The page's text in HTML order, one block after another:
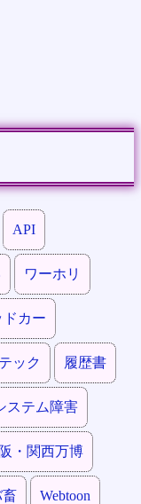
API
ワーホリ
ドカー
ック 履歴書
ステム障害
・関西万博
畜 Webtoon